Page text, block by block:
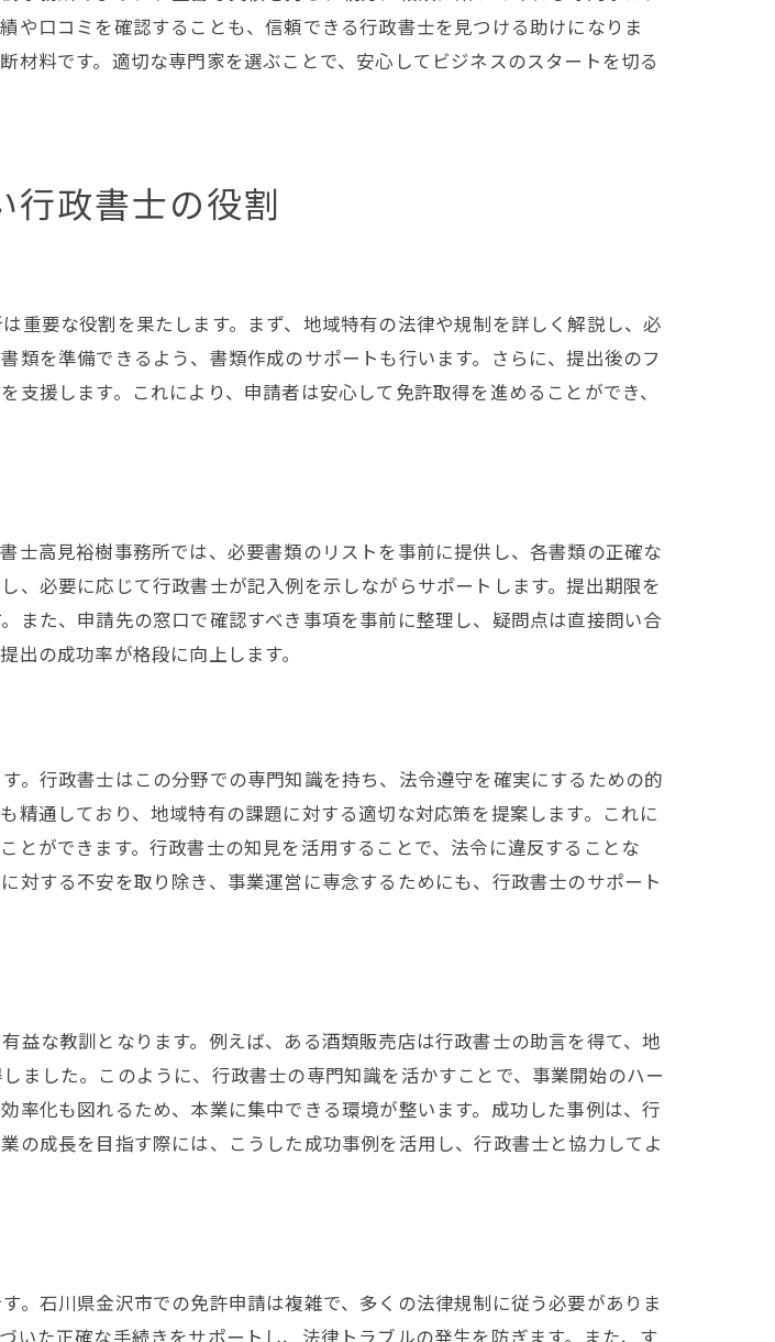
プローチ
スを成功させる方法
解する
する方法
や口コミを確認することも、信頼できる行政書士を見つける助けになりま
料です。適切な専門家を選ぶことで、安心してビジネスのスタートを切る
行政書士の役割
重要な役割を果たします。まず、地域特有の法律や規制を詳しく解説し、必
を準備できるよう、書類作成のサポートも行います。さらに、提出後のフ
援します。これにより、申請者は安心して免許取得を進めることができ、
士高見裕樹事務所では、必要書類のリストを事前に提供し、各書類の正確な
、必要に応じて行政書士が記入例を示しながらサポートします。提出期限を
また、申請先の窓口で確認すべき事項を事前に整理し、疑問点は直接問い合
の成功率が格段に向上します。
。行政書士はこの分野での専門知識を持ち、法令遵守を確実にするための的
通しており、地域特有の課題に対する適切な対応策を提案します。これに
とができます。行政書士の知見を活用することで、法令に違反することな
対する不安を取り除き、事業運営に専念するためにも、行政書士のサポート
益な教訓となります。例えば、ある酒類販売店は行政書士の助言を得て、地
ました。このように、行政書士の専門知識を活かすことで、事業開始のハー
率化も図れるため、本業に集中できる環境が整います。成功した事例は、行
の成長を目指す際には、こうした成功事例を活用し、行政書士と協力してよ
石川県金沢市での免許申請は複雑で、多くの法律規制に従う必要がありま
た正確な手続きをサポートし、法律トラブルの発生を防ぎます。また、す